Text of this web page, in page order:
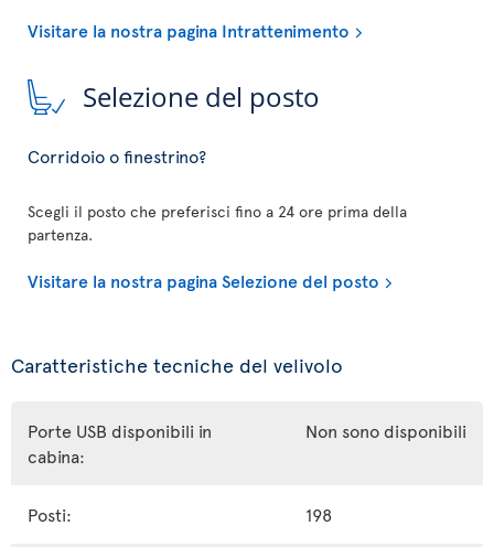
Visitare la nostra pagina Intrattenimento
Selezione del posto
Corridoio o finestrino?
Scegli il posto che preferisci fino a 24 ore prima della
partenza.
Visitare la nostra pagina Selezione del posto
Caratteristiche tecniche del velivolo
Porte USB disponibili in
cabina:
Non sono disponibili
Posti: 198